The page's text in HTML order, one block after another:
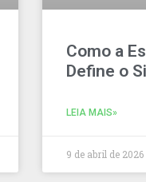
Como a
Define o
LEIA MAIS»
9 de abril de 2026